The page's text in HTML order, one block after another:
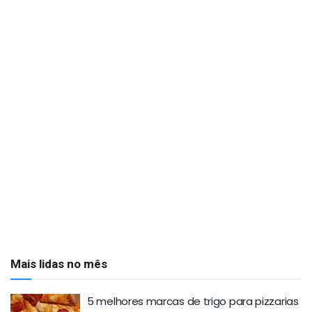
Mais lidas no mês
5 melhores marcas de trigo para pizzarias